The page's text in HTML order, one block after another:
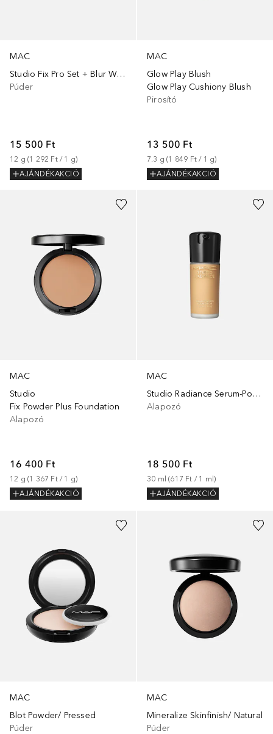
MAC
Studio Fix Pro Set + Blur Weightless Loose Powder
Púder
15 500 Ft
12 g (1 292 Ft / 1 g)
AJÁNDÉKAKCIÓ
MAC
Glow Play Blush
Glow Play Cushiony Blush
Pirosító
13 500 Ft
7.3 g (1 849 Ft / 1 g)
AJÁNDÉKAKCIÓ
MAC
Studio
Fix Powder Plus Foundation
Alapozó
16 400 Ft
12 g (1 367 Ft / 1 g)
AJÁNDÉKAKCIÓ
+44
MAC
Studio Radiance Serum-Powered Foundation
Alapozó
18 500 Ft
30 ml (617 Ft / 1 ml)
AJÁNDÉKAKCIÓ
+52
MAC
Blot Powder/ Pressed
Púder
+2
MAC
Mineralize Skinfinish/ Natural
Púder
+9